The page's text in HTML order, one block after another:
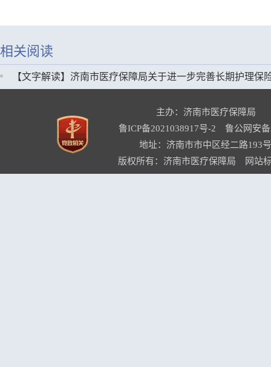
相关阅读
【文字解读】济南市医疗保障局关于进一步完善长期护理保
主办：济南市医疗保障局
鲁ICP备2021038917号-2
鲁公网安
地址：济南市市中区经二路193
版权所有：济南市医疗保障局 网站